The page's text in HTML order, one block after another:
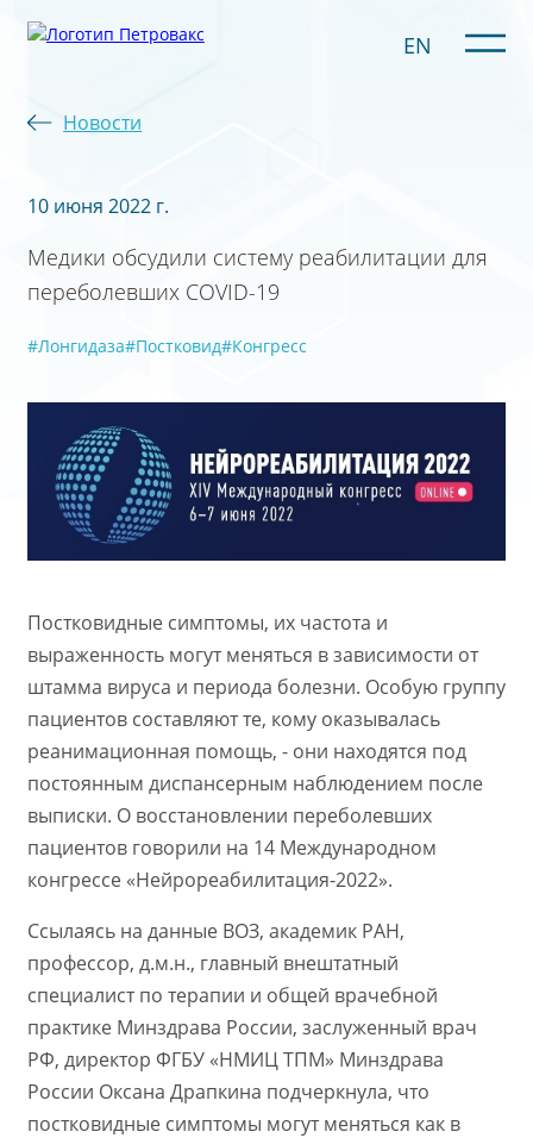
EN
Новости
10 июня 2022 г.
Медики обсудили систему реабилитации для
переболевших COVID-19
#Лонгидаза#Постковид#Конгресс
Постковидные симптомы, их частота и
выраженность могут меняться в зависимости от
штамма вируса и периода болезни. Особую группу
пациентов составляют те, кому оказывалась
реанимационная помощь, - они находятся под
постоянным диспансерным наблюдением после
выписки. О восстановлении переболевших
пациентов говорили на 14 Международном
конгрессе «Нейрореабилитация-2022».
Ссылаясь на данные ВОЗ, академик РАН,
профессор, д.м.н., главный внештатный
специалист по терапии и общей врачебной
практике Минздрава России, заслуженный врач
РФ, директор ФГБУ «НМИЦ ТПМ» Минздрава
России Оксана Драпкина подчеркнула, что
постковидные симптомы могут меняться как в